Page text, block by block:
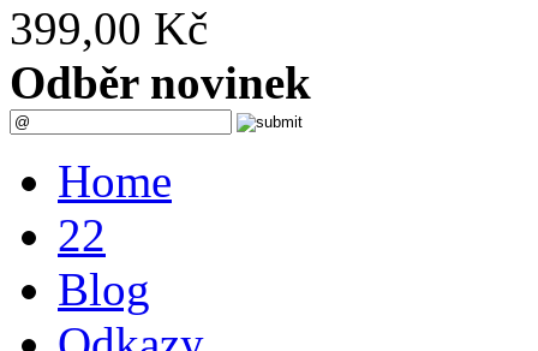
399,00 Kč
Odběr novinek
Home
22
Blog